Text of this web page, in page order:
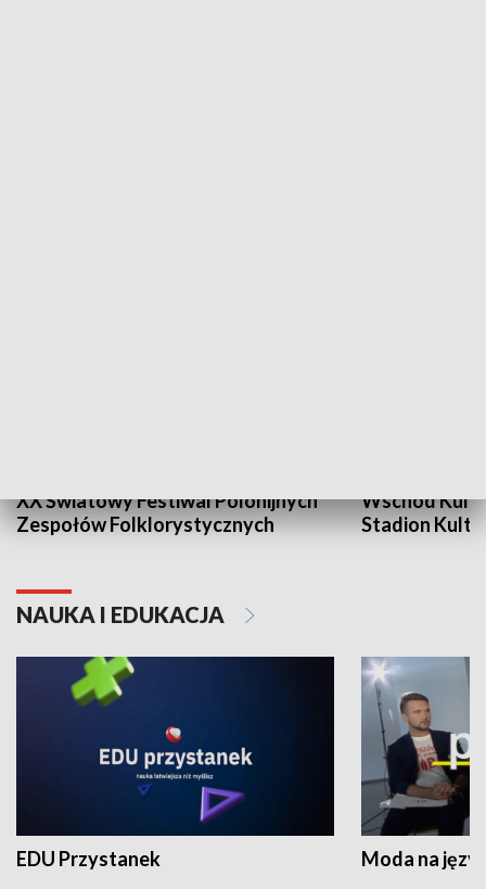
XX Światowy Festiwal Polonijnych
Zespołów Folklorystycznych
Wschód
Stadion
NAUKA I EDUKACJA
EDU Przystanek Moda na